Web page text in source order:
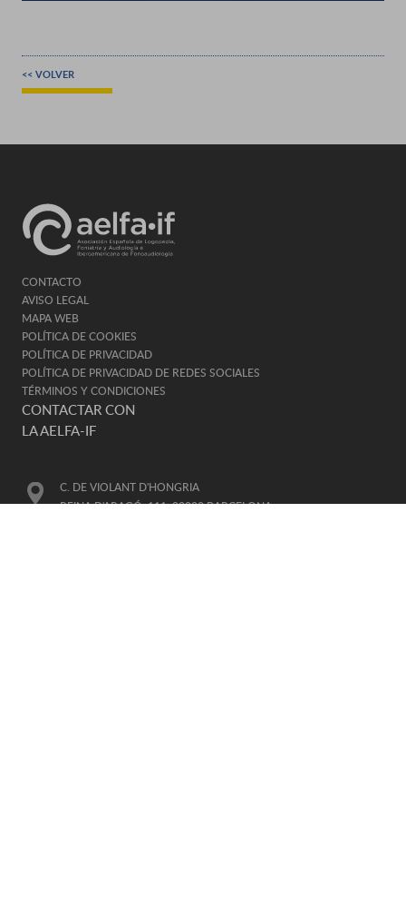
<< VOLVER
CONTACTO
AVISO LEGAL
MAPA WEB
POLÍTICA DE COOKIES
POLÍTICA DE PRIVACIDAD
POLÍTICA DE PRIVACIDAD DE REDES SOCIALES
TÉRMINOS Y CONDICIONES
CONTACTAR CON
LA AELFA-IF
C. DE VIOLANT D'HONGRIA
REINA D'ARAGÓ, 111, 08028 BARCELONA